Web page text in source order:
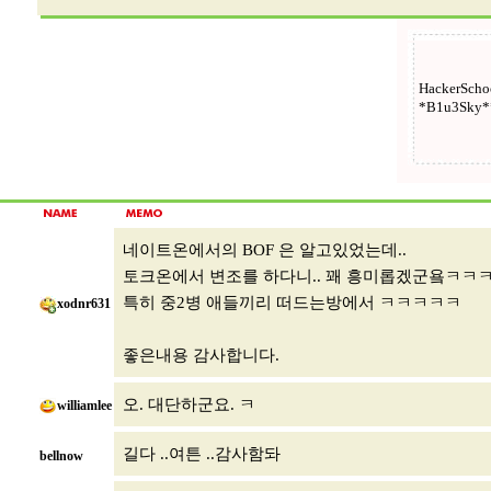
xodnr631
네이트온에서의 BOF 은 알고있었는데..
토크온에서 변조를 하다니.. 꽤 흥미롭겠군욬ㅋㅋ
특히 중2병 애들끼리 떠드는방에서 ㅋㅋㅋㅋㅋ
좋은내용 감사합니다.
williamlee 오. 대단하군요. ㅋ
bellnow 길다 ..여튼 ..감사함돠